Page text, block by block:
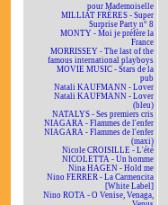
pour Mademoiselle
MILLIAT FRÈRES - Super
Surprise Party n° 8
MONTY - Moi je préfère la
France
MORRISSEY - The last of the
famous international playboys
MOVIE MUSIC - Stars de la
pub
Natali KAUFMANN - Lover
Natali KAUFMANN - Lover
(bleu)
NATALYS - Ses premiers cris
NIAGARA - Flammes de l'enfer
NIAGARA - Flammes de l'enfer
(maxi)
Nicole CROISILLE - L'été
NICOLETTA - Un homme
Nina HAGEN - Hold me
Nino FERRER - La Carmencita
[White Label]
Nino ROTA - O Venise, Venaga,